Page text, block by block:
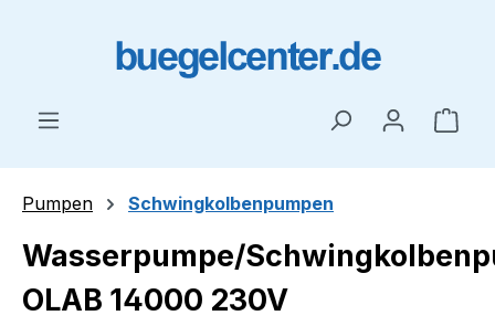
Pumpen Schwingkolbenpumpen
Wasserpumpe/
OLAB 14000 230V